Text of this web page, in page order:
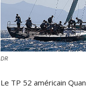
DR
Le TP 52 américain